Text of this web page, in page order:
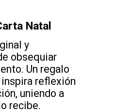
Natal
y
obsequiar
Un regalo
reflexión
uniendo a
recibe.